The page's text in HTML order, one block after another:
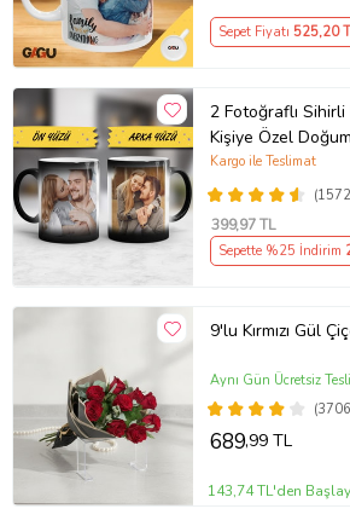
Sepet Fiyatı 525,20
2 Fotoğraflı
Kişiye Özel
Sevgiliye Hediye
Ablaya Abiye Kız
Arkadaşa Resimli
Hediyesi
Kargo ile Teslimat
399,97 TL
Sepette %25 İndirim
9'lu Kırmızı Gül
Aynı Gün Ücretsiz
689,99 TL
143,74 TL'den